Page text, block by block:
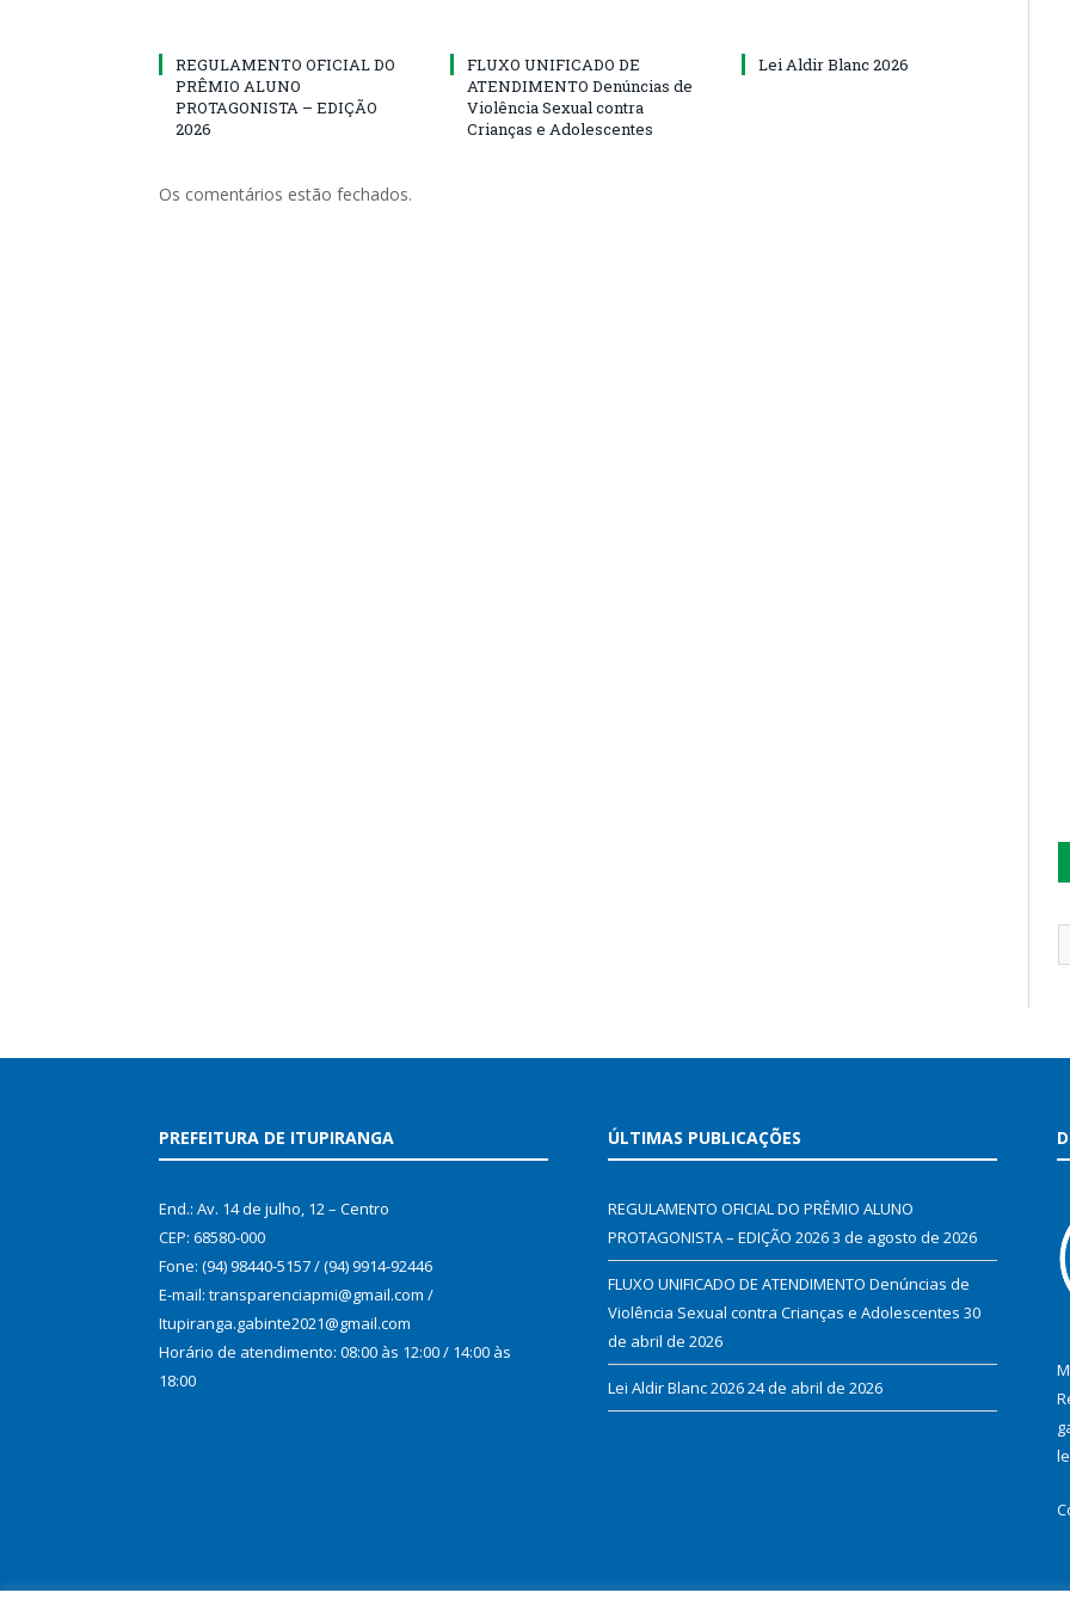
REGULAMENTO OFICIAL DO
PRÊMIO ALUNO
PROTAGONISTA – EDIÇÃO
2026
FLUXO UNIFICADO DE
ATENDIMENTO Denúncias de
Violência Sexual contra
Crianças e Adolescentes
Lei Aldir Blanc 2026
Os comentários estão fechados.
PREFEITURA DE ITUPIRANGA
End.: Av. 14 de julho, 12 – Centro
CEP: 68580-000
Fone: (94) 98440-5157 / (94) 9914-92446
E-mail: transparenciapmi@gmail.com /
Itupiranga.gabinte2021@gmail.com
Horário de atendimento: 08:00 às 12:00 / 14:00 às
18:00
ÚLTIMAS PUBLICAÇÕES
REGULAMENTO OFICIAL DO PRÊMIO ALUNO
PROTAGONISTA – EDIÇÃO 20263 de agosto de 2026
FLUXO UNIFICADO DE ATENDIMENTO Denúncias de
Violência Sexual contra Crianças e Adolescentes 30
de abril de 2026
Lei Aldir Blanc 202624 de abril de 2026